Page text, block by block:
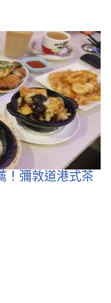
！彌敦道港式茶